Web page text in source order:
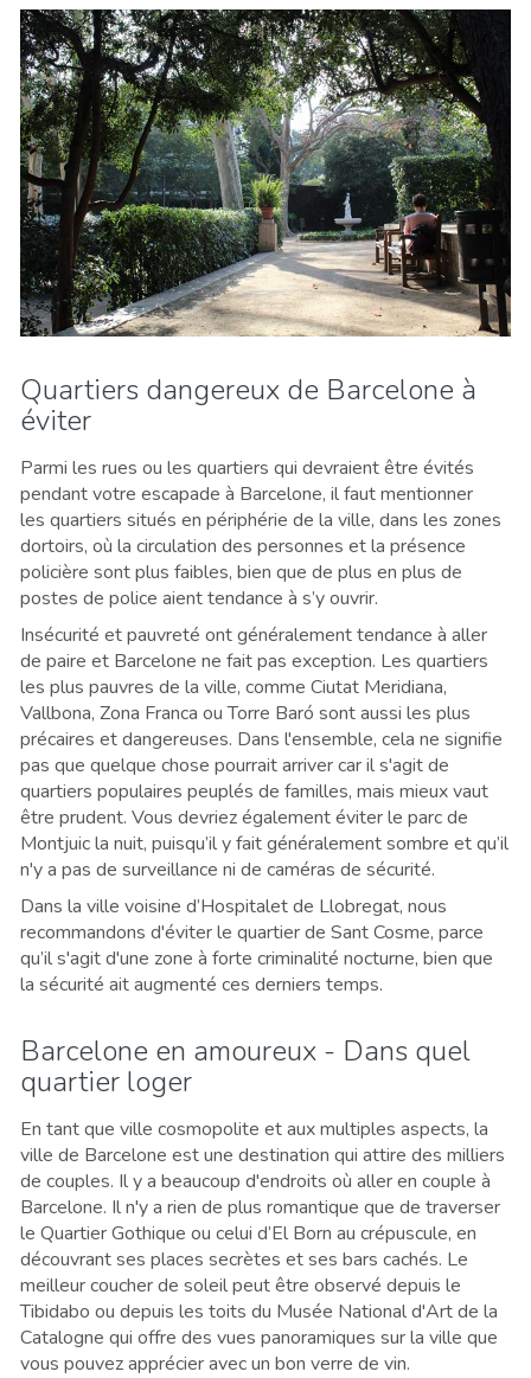
Quartiers dangereux de Barcelone à
éviter
Parmi les rues ou les quartiers qui devraient être évités
pendant votre escapade à Barcelone, il faut mentionner
les quartiers situés en périphérie de la ville, dans les zones
dortoirs, où la circulation des personnes et la présence
policière sont plus faibles, bien que de plus en plus de
postes de police aient tendance à s’y ouvrir.
Insécurité et pauvreté ont généralement tendance à aller
de paire et Barcelone ne fait pas exception. Les quartiers
les plus pauvres de la ville, comme Ciutat Meridiana,
Vallbona, Zona Franca ou Torre Baró sont aussi les plus
précaires et dangereuses. Dans l'ensemble, cela ne signifie
pas que quelque chose pourrait arriver car il s'agit de
quartiers populaires peuplés de familles, mais mieux vaut
être prudent. Vous devriez également éviter le parc de
Montjuic la nuit, puisqu’il y fait généralement sombre et qu’il
n'y a pas de surveillance ni de caméras de sécurité.
Dans la ville voisine d’Hospitalet de Llobregat, nous
recommandons d'éviter le quartier de Sant Cosme, parce
qu’il s'agit d'une zone à forte criminalité nocturne, bien que
la sécurité ait augmenté ces derniers temps.
Barcelone en amoureux - Dans quel
quartier loger
En tant que ville cosmopolite et aux multiples aspects, la
ville de Barcelone est une destination qui attire des milliers
de couples. Il y a beaucoup d'endroits où aller en couple à
Barcelone. Il n'y a rien de plus romantique que de traverser
le Quartier Gothique ou celui d’El Born au crépuscule, en
découvrant ses places secrètes et ses bars cachés. Le
meilleur coucher de soleil peut être observé depuis le
Tibidabo ou depuis les toits du Musée National d'Art de la
Catalogne qui offre des vues panoramiques sur la ville que
vous pouvez apprécier avec un bon verre de vin.